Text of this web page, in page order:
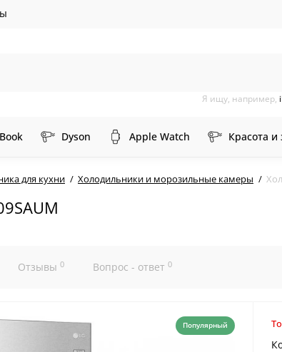
Я ищу, например,
Dyson Apple Watch Красота и
для кухни Холодильники и морозильные камеры
Отзывы 0 Вопрос - ответ 0
Популярный